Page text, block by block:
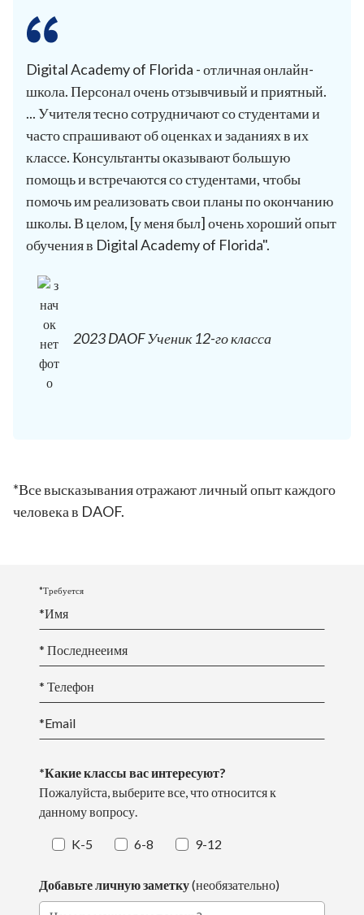
Digital Academy of Florida - отличная онлайн-
школа. Персонал очень отзывчивый и приятный.
... Учителя тесно сотрудничают со студентами и
часто спрашивают об оценках и заданиях в их
классе. Консультанты оказывают большую
помощь и встречаются со студентами, чтобы
помочь им реализовать свои планы по окончанию
школы. В целом, [у меня был] очень хороший опыт
обучения в Digital Academy of Florida".
2023 DAOF Ученик 12-го класса
*Все высказывания отражают личный опыт каждого
человека в DAOF.
*Требуется
*Имя
* Последнееимя
* Телефон
*Email
*Какие классы вас интересуют?
Пожалуйста, выберите все, что относится к
данному вопросу.
K-5 6-8 9-12
Добавьте личную заметку(необязательно)